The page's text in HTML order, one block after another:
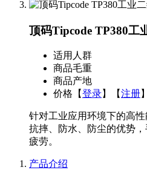
顶码Tipcode TP380工
适用人群
商品毛重
商品产地
价格 【登录】【注册】
针对工业应用环境下的高
抗摔、防水、防尘的优势
疲劳。
产品介绍